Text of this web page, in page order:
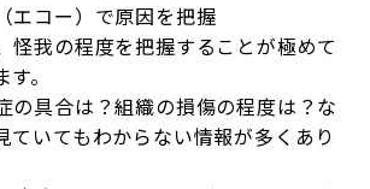
エコー）で原因を把握
怪我の程度を把握することが極めて
。
の具合は？組織の損傷の程度は？な
ていてもわからない情報が多くあり